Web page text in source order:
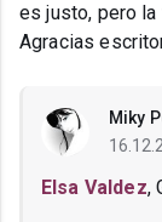
es justo, pero
Agracias
Miky
Elsa Valdez,